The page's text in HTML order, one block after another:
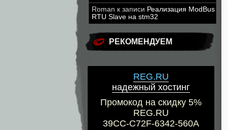
Roman к записи Реализация ModBus
RTU Slave на stm32
РЕКОМЕНДУЕМ
REG.RU
надежный хостинг
Промокод на скидку 5%
REG.RU
39CC-C72F-6342-560A